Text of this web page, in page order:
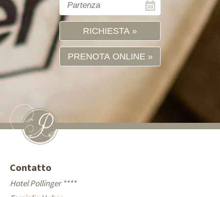
RICHIESTA
PRENOTA ONLINE
Contatto
Hotel Pollinger ****